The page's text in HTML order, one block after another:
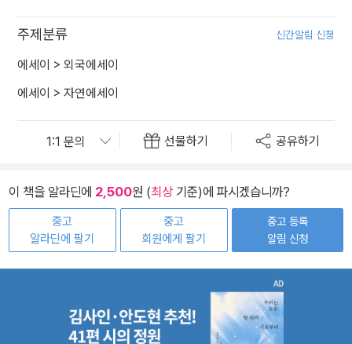
주제분류 신간알림 신청
에세이 > 외국에세이
에세이 > 자연에세이
선물하기 공유하기
이 책을 알라딘에 2,500원 (최상기준)에 파시겠습니까?
중고
알라딘에 팔기
중고
회원에게 팔기
중고 등록
알림 신청